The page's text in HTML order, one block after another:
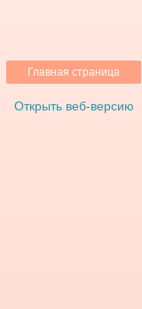
Главная страница
Открыть веб-версию